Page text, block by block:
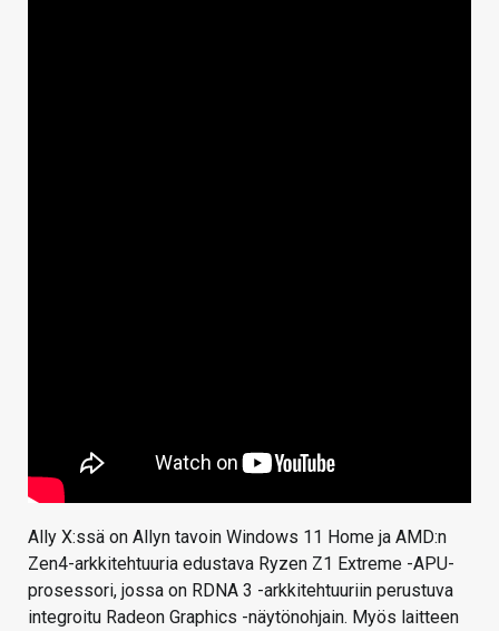
Ally X:ssä on Allyn tavoin Windows 11 Home ja AMD:n
Zen4-arkkitehtuuria edustava Ryzen Z1 Extreme -APU-
prosessori, jossa on RDNA 3 -arkkitehtuuriin perustuva
integroitu Radeon Graphics -näytönohjain. Myös laitteen